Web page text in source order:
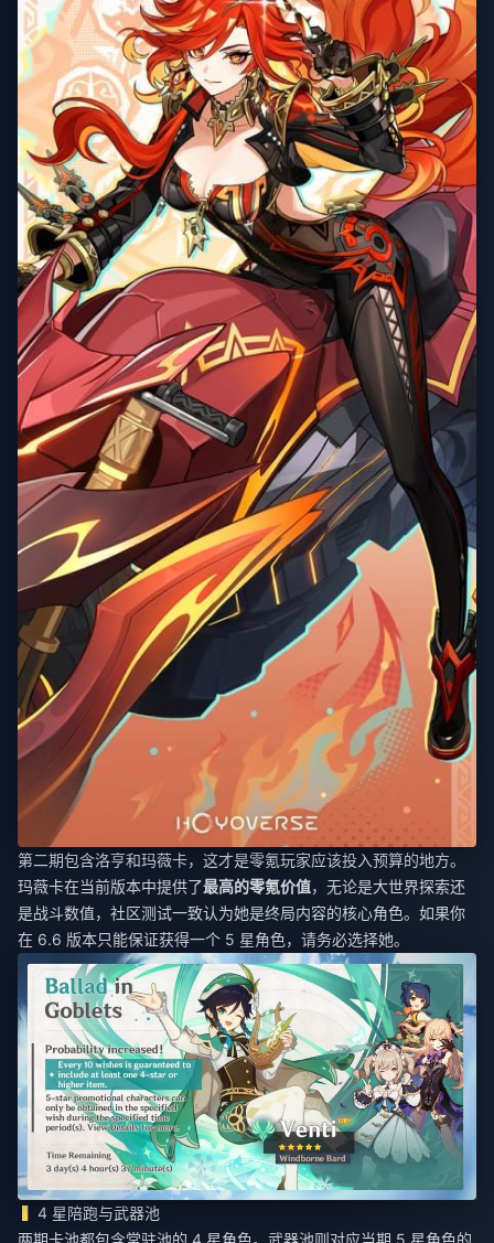
第二期包含洛亨和玛薇卡，这才是零氪玩家应该投入预算的地方。
玛薇卡在当前版本中提供了最高的零氪价值，无论是大世界探索还
是战斗数值，社区测试一致认为她是终局内容的核心角色。如果你
在 6.6 版本只能保证获得一个 5 星角色，请务必选择她。
4 星陪跑与武器池